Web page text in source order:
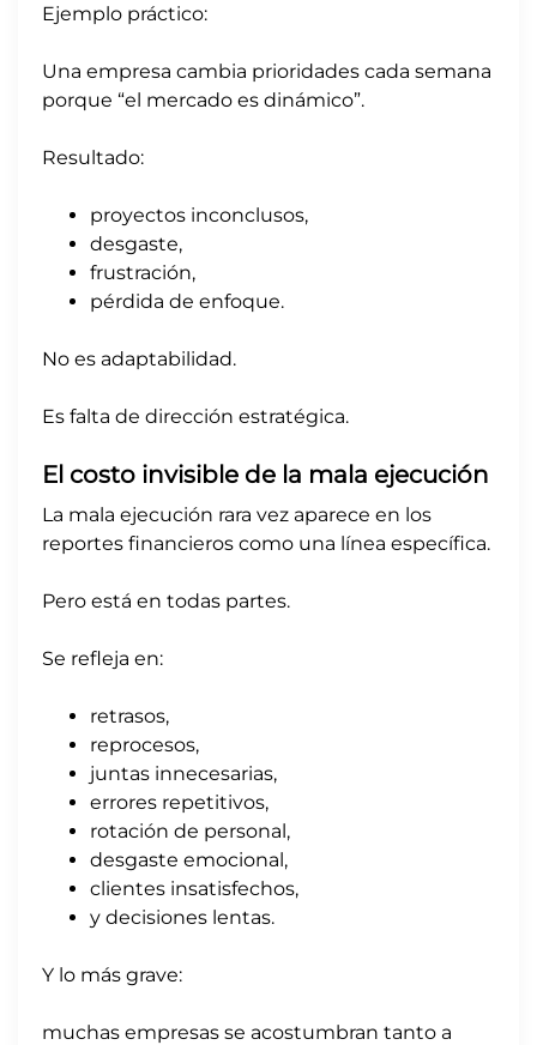
Ejemplo práctico:
Una empresa cambia prioridades cada semana
porque “el mercado es dinámico”.
Resultado:
proyectos inconclusos,
desgaste,
frustración,
pérdida de enfoque.
No es adaptabilidad.
Es falta de dirección estratégica.
El costo invisible de la mala ejecución
La mala ejecución rara vez aparece en los
reportes financieros como una línea específica.
Pero está en todas partes.
Se refleja en:
retrasos,
reprocesos,
juntas innecesarias,
errores repetitivos,
rotación de personal,
desgaste emocional,
clientes insatisfechos,
y decisiones lentas.
Y lo más grave:
muchas empresas se acostumbran tanto a